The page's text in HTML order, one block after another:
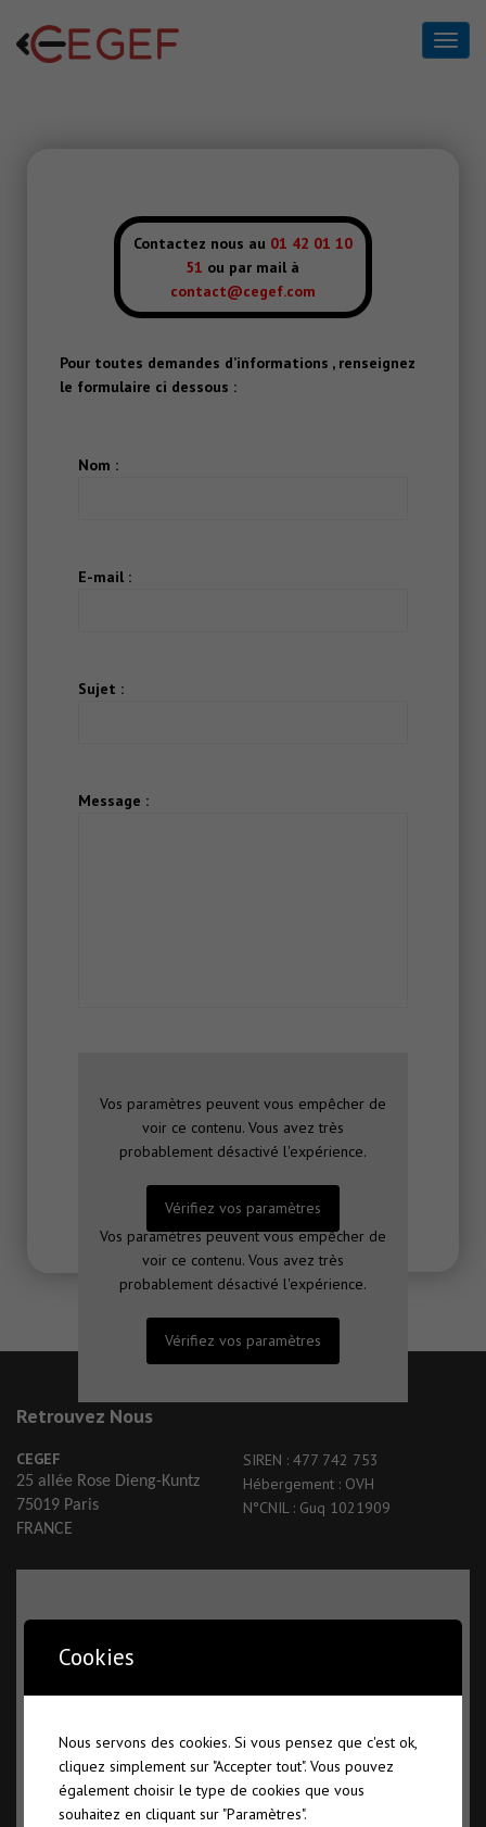
Contactez nous au 01 42 01 10
51 ou par mail à
contact@cegef.com
Pour toutes demandes d’informations , renseignez
le formulaire ci dessous :
Nom :
E-mail :
Sujet :
Message :
Vos paramètres peuvent vous empêcher de
voir ce contenu. Vous avez très
probablement désactivé l'expérience.
Vérifiez vos paramètres
Vos paramètres peuvent vous empêcher de
voir ce contenu. Vous avez très
probablement désactivé l'expérience.
Vérifiez vos paramètres
* champ obligatoire
Retrouvez Nous
CEGEF
25 allée Rose Dieng-Kuntz
75019 Paris
FRANCE
SIREN : 477 742 753
Hébergement : OVH
N°CNIL : Guq 1021909
Vous avez très probablement désactivé l'expérience.
Vérifiez vos paramètres
Cookies
Nous servons des cookies. Si vous pensez que c'est ok,
cliquez simplement sur "Accepter tout". Vous pouvez
également choisir le type de cookies que vous
souhaitez en cliquant sur "Paramètres".